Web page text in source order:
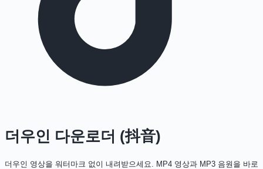
더우인 다운로더 (抖音)
더우인 영상을 워터마크 없이 내려받으세요. MP4 영상과 MP3 음원을 바로